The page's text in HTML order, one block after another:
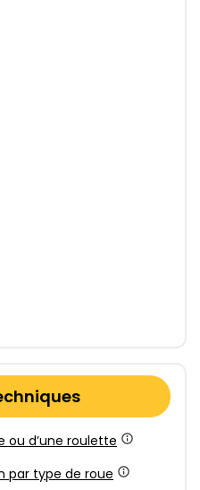
ou d’une roulette
par type de roue